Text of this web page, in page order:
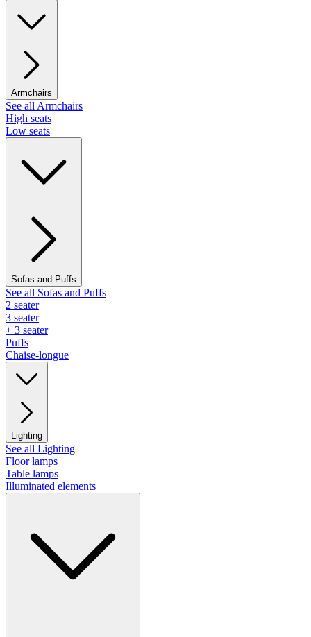
Armchairs
See all Armchairs
High seats
Low seats
Sofas and Puffs
See all Sofas and Puffs
2 seater
3 seater
+ 3 seater
Puffs
Chaise-longue
Lighting
See all Lighting
Floor lamps
Table lamps
Illuminated elements